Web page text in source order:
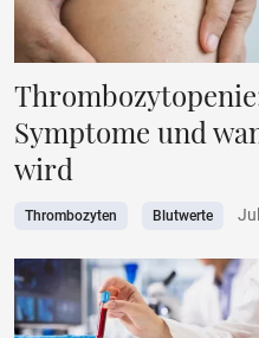
Symptome und
wird
Thrombozyten Blutwerte